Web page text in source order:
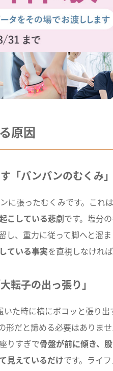
原因
「パンパンのむくみ」
に張ったむくみです。これ
こしている悲劇です。塩分
し、重力に従って脚へと溜
ている事実を直視しなけれ
転子の出っ張り」
た時に横にボコッと張り出
形だと諦める必要はありま
りすぎで骨盤が前に傾き、
見えているだけです。ライ